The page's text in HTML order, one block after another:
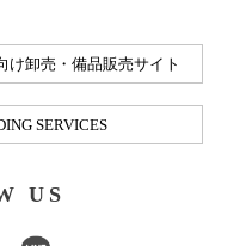
け卸売・備品販売サイト
SERVICES
US